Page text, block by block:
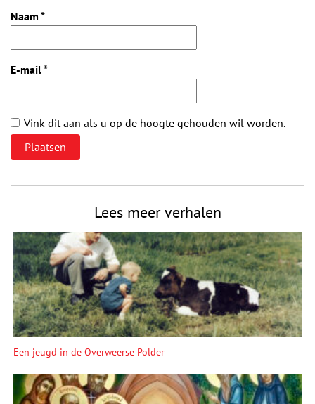
Naam *
E-mail*
Vink dit aan als u op de hoogte gehouden wil worden.
Lees meer verhalen
Een jeugd in de Overweerse Polder